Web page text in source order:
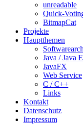
unreadable
Quick-
BitmapCat
Projekte
Hauptthemen
Java / Java
JavaFX
Web Service
C / C++
Links
Kontakt
Datenschutz
Impressum